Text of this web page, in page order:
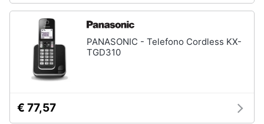
PANASONIC - Telefono Cordless KX-
TGD310
€ 77,57